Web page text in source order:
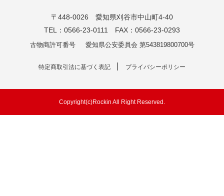
〒448-0026 愛知県刈谷市中山町4-40
TEL：0566-23-0111 FAX：0566-23-0293
古物商許可番号 愛知県公安委員会 第543819800700号
特定商取引法に基づく表記 プライバシーポリシー
Copyright(c)Rockin All Right Reserved.